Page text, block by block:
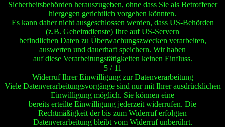
Sicherheitsbehörden herauszugeben, ohne dass Sie als Betroffener
hiergegen gerichtlich vorgehen könnten.
Es kann daher nicht ausgeschlossen werden, dass US-Behörden
(z.B. Geheimdienste) Ihre auf US-Servern
befindlichen Daten zu Überwachungszwecken verarbeiten,
auswerten und dauerhaft speichern. Wir haben
auf diese Verarbeitungstätigkeiten keinen Einfluss.
5 / 11
Widerruf Ihrer Einwilligung zur Datenverarbeitung
Viele Datenverarbeitungsvorgänge sind nur mit Ihrer ausdrücklichen
Einwilligung möglich. Sie können eine
bereits erteilte Einwilligung jederzeit widerrufen. Die
Rechtmäßigkeit der bis zum Widerruf erfolgten
Datenverarbeitung bleibt vom Widerruf unberührt.